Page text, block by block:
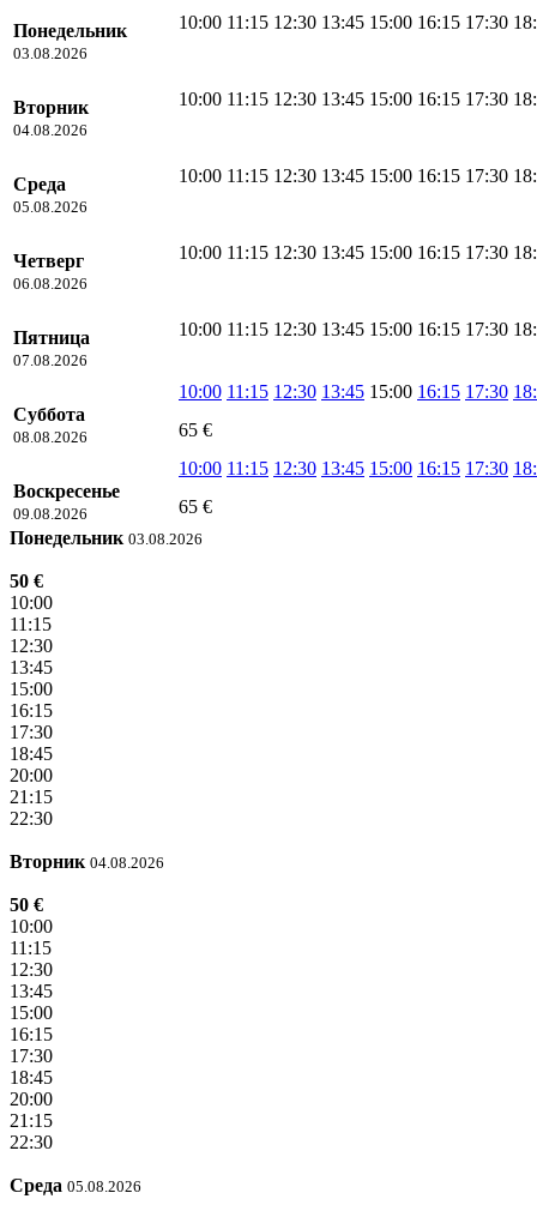
Понедельник
03.08.2026
10:00 11:15 12:30 13:45 15:00 16:15 17:30
Вторник
04.08.2026
10:00 11:15 12:30 13:45 15:00 16:15 17:30
Среда
05.08.2026
10:00 11:15 12:30 13:45 15:00 16:15 17:30
Четверг
06.08.2026
10:00 11:15 12:30 13:45 15:00 16:15 17:30
Пятница
07.08.2026
10:00 11:15 12:30 13:45 15:00 16:15 17:30
Суббота
08.08.2026
10:00 11:15 12:30 13:45 15:00 16:15 17:30
65 €
Воскресенье
09.08.2026
10:00 11:15 12:30 13:45 15:00 16:15 17:30
65 €
Понедельник 03.08.2026
50 €
10:00
11:15
12:30
13:45
15:00
16:15
17:30
18:45
20:00
21:15
22:30
Вторник 04.08.2026
50 €
10:00
11:15
12:30
13:45
15:00
16:15
17:30
18:45
20:00
21:15
22:30
Среда 05.08.2026